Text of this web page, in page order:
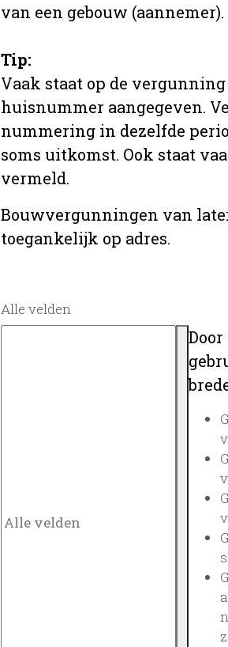
van een gebouw (aannemer).
Tip:
Vaak staat op de
huisnummer aangegeven.
nummering in dezelfde
soms uitkomst. Ook staat
vermeld.
Bouwvergunningen van
toegankelijk op adres.
Alle velden